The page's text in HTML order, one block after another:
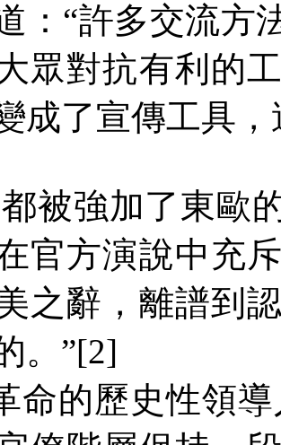
：“許多交流方
眾對抗有利的
成了宣傳工具
被強加了東歐
官方演說中充
之辭，離譜到
。 ”[2]
命的歷史性領